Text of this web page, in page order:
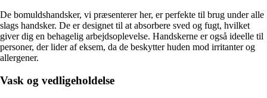
De bomuldshandsker, vi præsenterer her, er perfekte til brug under alle
slags handsker. De er designet til at absorbere sved og fugt, hvilket
giver dig en behagelig arbejdsoplevelse. Handskerne er også ideelle til
personer, der lider af eksem, da de beskytter huden mod irritanter og
allergener.
Vask og vedligeholdelse